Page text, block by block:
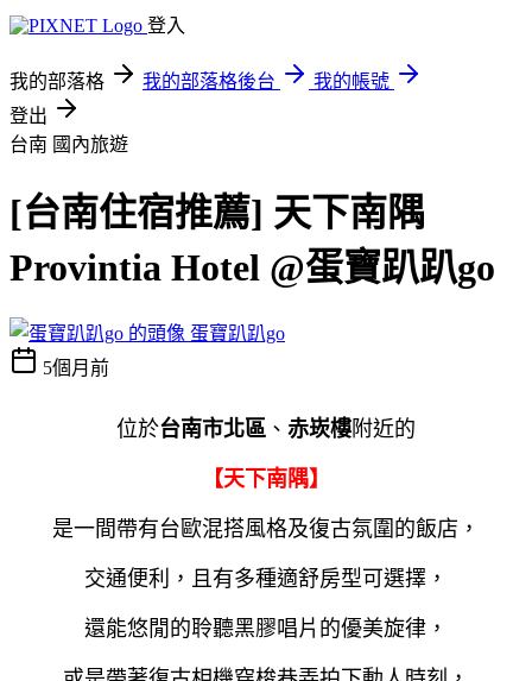
登入
我的部落格 我的部落格後台
我的帳號
登出
台南 國內旅遊
[台南住宿推薦] 天下南隅
Provintia Hotel @蛋寶趴趴go
蛋寶趴趴go
5個月前
位於台南市北區 、 赤崁樓附近的
【天下南隅】
是一間帶有台歐混搭風格及復古氛圍的飯店，
交通便利，且有多種適舒房型可選擇，
還能悠閒的聆聽黑膠唱片的優美旋律，